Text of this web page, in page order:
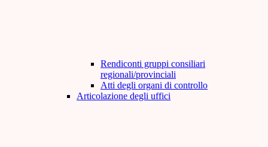
Rendiconti gruppi consiliari
regionali/provinciali
Atti degli organi di controllo
Articolazione degli uffici